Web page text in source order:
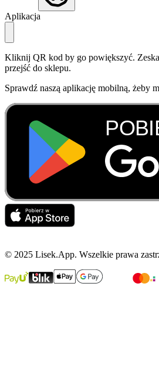
Aplikacja
Kliknij QR kod by go powiększyć.
przejść do sklepu.
Sprawdź naszą aplikację mobilną, żeby
© 2025 Lisek.App. Wszelkie prawa